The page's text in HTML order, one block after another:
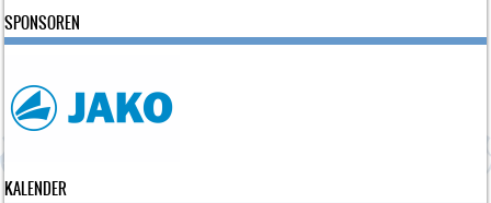
SPONSOREN
KALENDER